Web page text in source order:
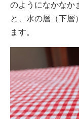
のようになかなか
と、水の層（下層
ます。